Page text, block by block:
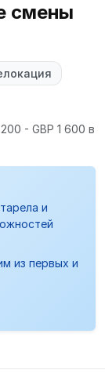
смены
- GBP 1 600 в
и
из первых и